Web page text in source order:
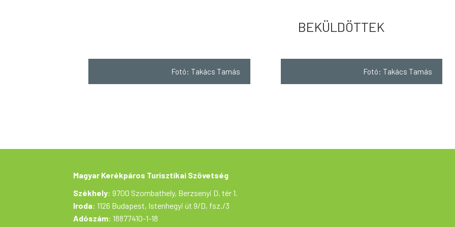
BEKÜLDÖTTEK
Fotó: Takács Tamás Fotó: Takács Tamás
Magyar Kerékpáros Turisztikai Szövetség
Székhely: 9700 Szombathely, Berzsenyi D. tér 1.
Iroda: 1126 Budapest, Istenhegyi út 9/D, fsz./3
Adószám: 18877410-1-18